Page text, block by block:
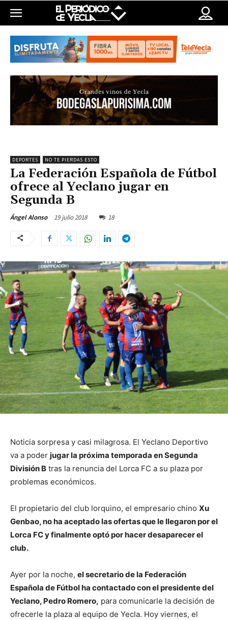
DEPORTES NO TE PIERDAS ESTO
La Federación Española de Fútbol
ofrece al Yeclano jugar en
Segunda B
Ángel Alonso 19 julio 2018 18
Noticia sorpresa y casi milagrosa. El Yeclano Deportivo
va a poder jugar la próxima temporada en Segunda
División B tras la renuncia del Lorca FC a su plaza por
problemas económicos.
El propietario del club lorquino, el empresario chino Xu
Genbao, no ha aceptado las ofertas que le llegaron por el
Lorca FC y finalmente optó por hacer desaparecer el
club.
Ayer por la noche, el secretario de la Federación
Española de Fútbol ha contactado con el presidente del
Yeclano, Pedro Romero, para comunicarle la decisión de
ofrecerle la plaza al equipo de Yecla. Hoy viernes, el